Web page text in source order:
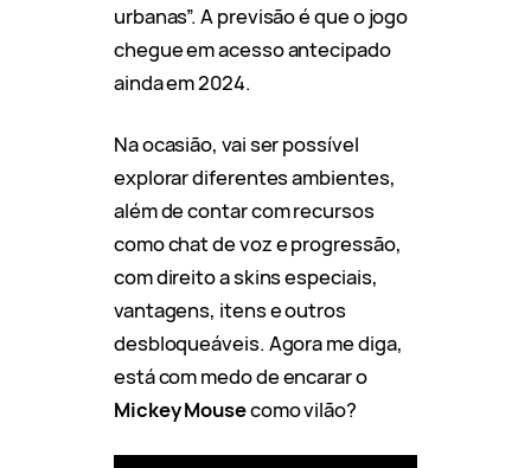
urbanas”. A previsão é que o jogo
chegue em acesso antecipado
ainda em 2024.
Na ocasião, vai ser possível
explorar diferentes ambientes,
além de contar com recursos
como chat de voz e progressão,
com direito a skins especiais,
vantagens, itens e outros
desbloqueáveis. Agora me diga,
está com medo de encarar o
Mickey Mousecomo vilão?